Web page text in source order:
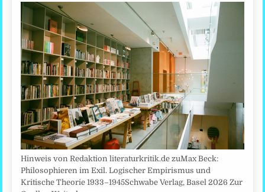
Hinweis von Redaktion literaturkritik.de zuMax Beck:
Philosophieren im Exil. Logischer Empirismus und
Kritische Theorie 1933–1945Schwabe Verlag, Basel 2026 Zur